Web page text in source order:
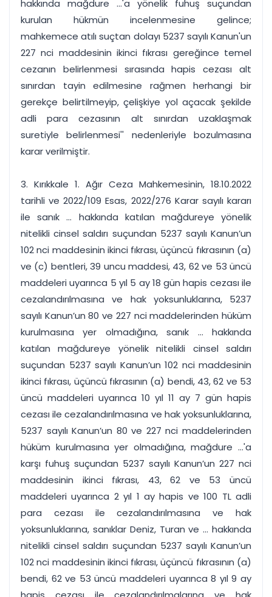
hakkında mağdure ...'a yönelik fuhuş suçundan
kurulan hükmün incelenmesine gelince;
mahkemece atılı suçtan dolayı 5237 sayılı Kanun'un
227 nci maddesinin ikinci fıkrası gereğince temel
cezanın belirlenmesi sırasında hapis cezası alt
sınırdan tayin edilmesine rağmen herhangi bir
gerekçe belirtilmeyip, çelişkiye yol açacak şekilde
adli para cezasının alt sınırdan uzaklaşmak
suretiyle belirlenmesi'' nedenleriyle bozulmasına
karar verilmiştir.
3. Kırıkkale 1. Ağır Ceza Mahkemesinin, 18.10.2022
tarihli ve 2022/109 Esas, 2022/276 Karar sayılı kararı
ile sanık ... hakkında katılan mağdureye yönelik
nitelikli cinsel saldırı suçundan 5237 sayılı Kanun’un
102 nci maddesinin ikinci fıkrası, üçüncü fıkrasının (a)
ve (c) bentleri, 39 uncu maddesi, 43, 62 ve 53 üncü
maddeleri uyarınca 5 yıl 5 ay 18 gün hapis cezası ile
cezalandırılmasına ve hak yoksunluklarına, 5237
sayılı Kanun’un 80 ve 227 nci maddelerinden hüküm
kurulmasına yer olmadığına, sanık ... hakkında
katılan mağdureye yönelik nitelikli cinsel saldırı
suçundan 5237 sayılı Kanun’un 102 nci maddesinin
ikinci fıkrası, üçüncü fıkrasının (a) bendi, 43, 62 ve 53
üncü maddeleri uyarınca 10 yıl 11 ay 7 gün hapis
cezası ile cezalandırılmasına ve hak yoksunluklarına,
5237 sayılı Kanun’un 80 ve 227 nci maddelerinden
hüküm kurulmasına yer olmadığına, mağdure ...'a
karşı fuhuş suçundan 5237 sayılı Kanun’un 227 nci
maddesinin ikinci fıkrası, 43, 62 ve 53 üncü
maddeleri uyarınca 2 yıl 1 ay hapis ve 100 TL adli
para cezası ile cezalandırılmasına ve hak
yoksunluklarına, sanıklar Deniz, Turan ve ... hakkında
nitelikli cinsel saldırı suçundan 5237 sayılı Kanun’un
102 nci maddesinin ikinci fıkrası, üçüncü fıkrasının (a)
bendi, 62 ve 53 üncü maddeleri uyarınca 8 yıl 9 ay